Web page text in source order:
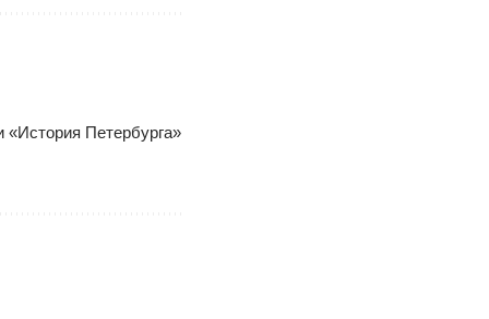
«История Петербурга»